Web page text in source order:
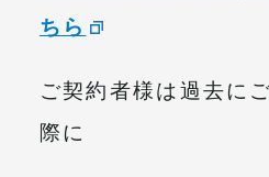
ちら
ご契約者様は過去に
際に